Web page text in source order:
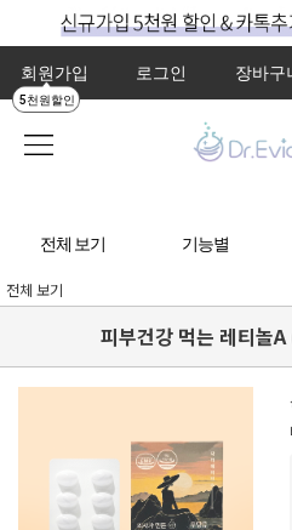
회원가입
5천원할인
로그인 장바구
전체 보기 기능별
전체 보기
피부건강 먹는 레티놀